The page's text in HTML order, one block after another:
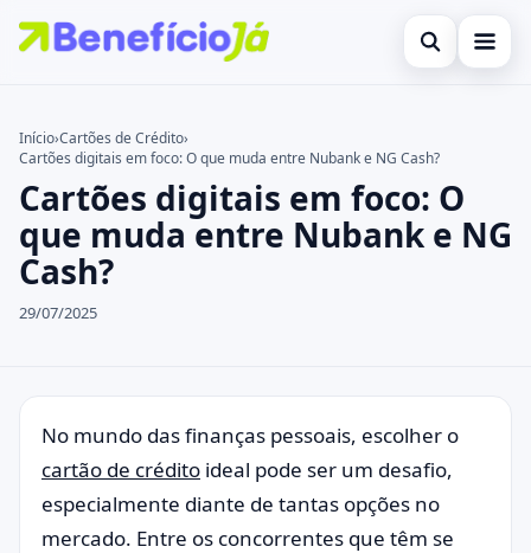
Abrir busca
Cartões de Crédito
Atualidades Econômicas
Legal
Buscar no site
Buscar por:
Pressione Enter para buscar ou ESC para fechar.
Início›Cartões de Crédito›
Cartões digitais em foco: O que muda entre Nubank e NG Cash?
Cartões digitais em foco: O
que muda entre Nubank e NG
Cash?
29/07/2025
No mundo das finanças pessoais, escolher o
cartão de crédito ideal pode ser um desafio,
especialmente diante de tantas opções no
mercado. Entre os concorrentes que têm se